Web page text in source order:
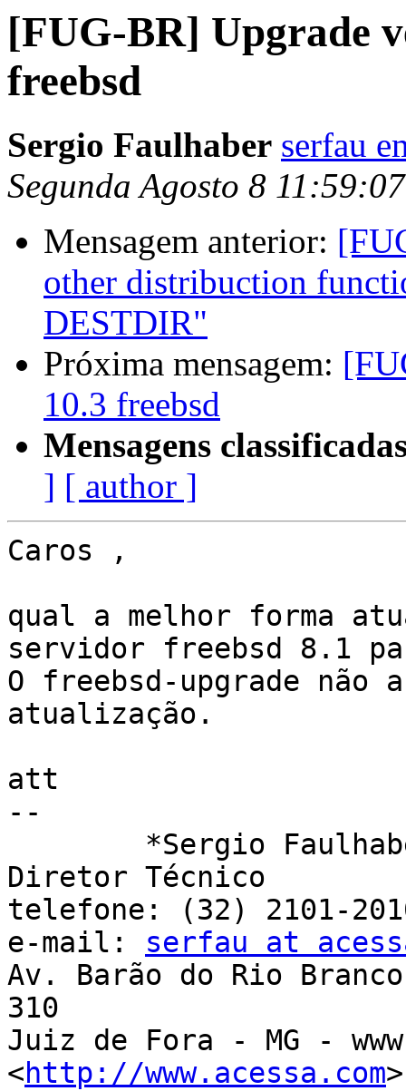
[FUG-BR] Upgrade
freebsd
Sergio Faulhaber serfau
Segunda Agosto 8
Mensagem anterior:
other distribuction
DESTDIR"
Próxima mensagem:
10.3 freebsd
Mensagens
] [ author ]
Caros ,
qual a melhor forma
servidor freebsd 8.1
O freebsd-upgrade não
atualização.
att
--
Diretor Técnico
telefone: (32) 2101-
e-mail: serfau at
Av. Barão do Rio
310
Juiz de Fora - MG -
<http://www.acessa.com>